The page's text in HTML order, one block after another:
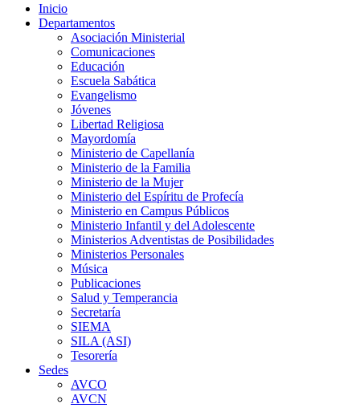
Inicio
Departamentos
Asociación Ministerial
Comunicaciones
Educación
Escuela Sabática
Evangelismo
Jóvenes
Libertad Religiosa
Mayordomía
Ministerio de Capellanía
Ministerio de la Familia
Ministerio de la Mujer
Ministerio del Espíritu de Profecía
Ministerio en Campus Públicos
Ministerio Infantil y del Adolescente
Ministerios Adventistas de Posibilidades
Ministerios Personales
Música
Publicaciones
Salud y Temperancia
Secretaría
SIEMA
SILA (ASI)
Tesorería
Sedes
AVCO
AVCN